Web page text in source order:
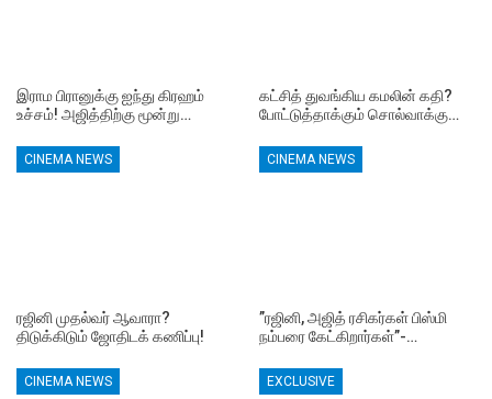
இராம பிரானுக்கு ஐந்து கிரஹம்
உச்சம்! அஜித்திற்கு மூன்று…
கட்சித் துவங்கிய கமலின் கதி?
போட்டுத்தாக்கும் சொல்வாக்கு…
CINEMA NEWS
ரஜினி முதல்வர் ஆவாரா?
திடுக்கிடும் ஜோதிடக் கணிப்பு!
CINEMA NEWS
”ரஜினி, அஜித் ரசிகர்கள் பிஸ்மி
நம்பரை கேட்கிறார்கள்”-…
CINEMA NEWS EXCLUSIVE